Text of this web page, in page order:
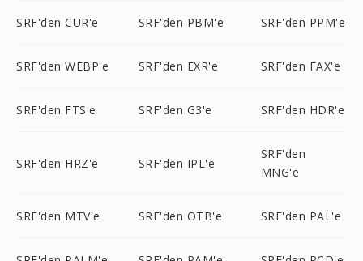
SRF'den CUR'e SRF'den PBM'e SRF'den PPM'e
SRF'den WEBP'e SRF'den EXR'e SRF'den FAX'e
SRF'den FTS'e SRF'den G3'e SRF'den HDR'e
SRF'den HRZ'e SRF'den IPL'e
SRF'den
MNG'e
SRF'den MTV'e SRF'den OTB'e SRF'den PAL'e